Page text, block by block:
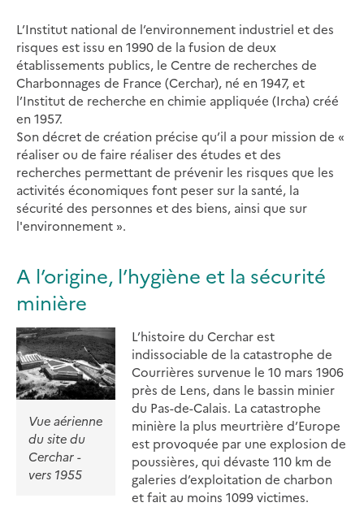
L’Institut national de l’environnement industriel et des
risques est issu en 1990 de la fusion de deux
établissements publics, le Centre de recherches de
Charbonnages de France (Cerchar), né en 1947, et
l’Institut de recherche en chimie appliquée (Ircha) créé
en 1957.
Son décret de création précise qu’il a pour mission de «
réaliser ou de faire réaliser des études et des
recherches permettant de prévenir les risques que les
activités économiques font peser sur la santé, la
sécurité des personnes et des biens, ainsi que sur
l'environnement ».
A l’origine, l’hygiène et la sécurité
minière
Vue aérienne
du site du
Cerchar -
vers 1955
L’histoire du Cerchar est
indissociable de la catastrophe de
Courrières survenue le 10 mars 1906
près de Lens, dans le bassin minier
du Pas-de-Calais. La catastrophe
minière la plus meurtrière d’Europe
est provoquée par une explosion de
poussières, qui dévaste 110 km de
galeries d’exploitation de charbon
et fait au moins 1099 victimes.